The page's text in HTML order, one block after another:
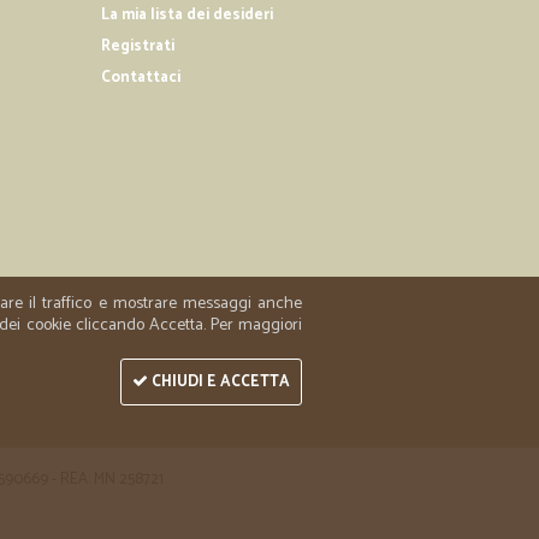
è arrivata freschissima ed in ottime condizioni,
La mia lista dei desideri
Registrati
Contattaci
il traffico e mostrare messaggi anche
cookie cliccando Accetta. Per maggiori
CHIUDI E ACCETTA